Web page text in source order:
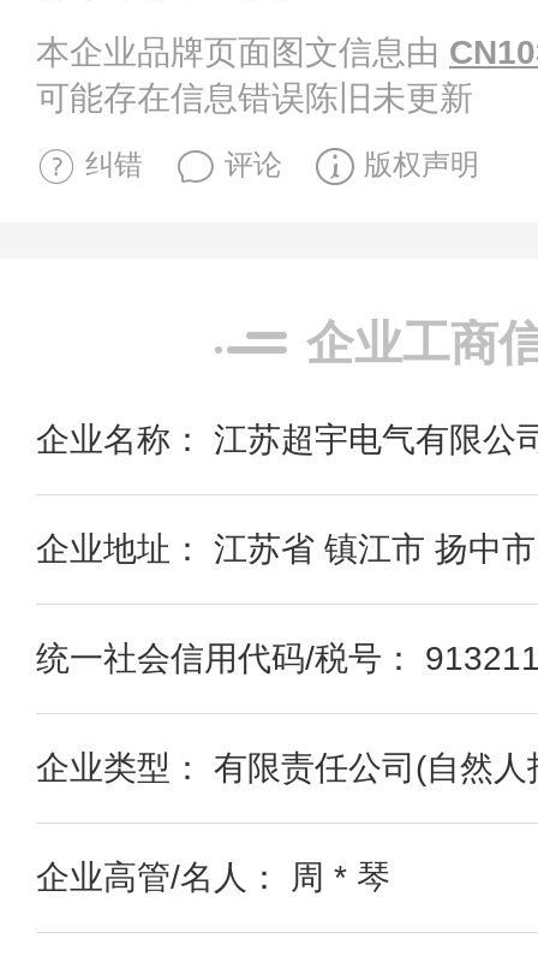
本企业品牌页面图文信息由
可能存在信息错误陈旧未更新
纠错 评论 版权声明
企业工商
企业名称： 江苏超宇电气有限公
企业地址： 江苏省 镇江市 扬中
统一社会信用代码/税号：
企业类型： 有限责任公司(自然人
企业高管/名人： 周 * 琴